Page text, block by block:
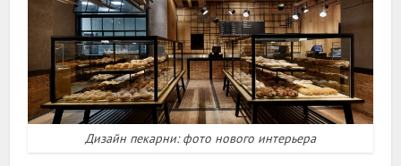
Дизайн пекарни: фото нового интерьера